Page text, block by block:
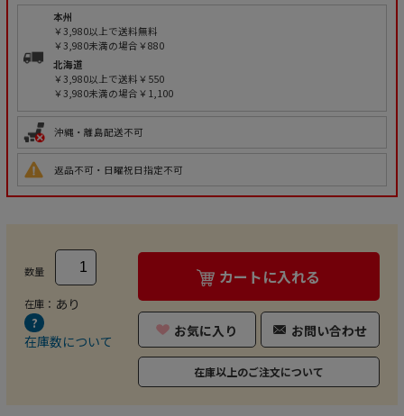
本州
￥3,980以上で送料無料
￥3,980未満の場合￥880
北海道
￥3,980以上で送料￥550
￥3,980未満の場合￥1,100
沖縄・離島配送不可
返品不可・日曜祝日指定不可
数量
在庫： あり
在庫数について
カートに入れる
お気に入り お問い合わせ
在庫以上のご注文について